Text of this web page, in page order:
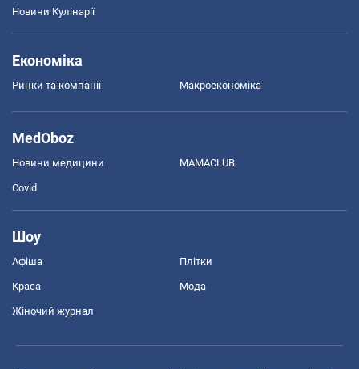
Новини Кулінарії
Економіка
Ринки та компанії Макроекономіка
MedOboz
Новини медицини MAMACLUB
Covid
Шоу
Афіша Плітки
Краса Мода
Жіночий журнал